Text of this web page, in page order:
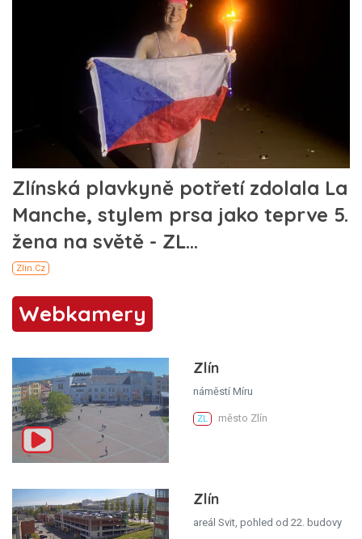
Webkamery
Zlín
náměstí Míru
ZL město Zlín
Zlín
areál Svit, pohled od 22. budovy